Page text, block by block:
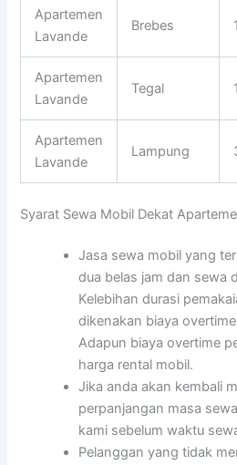
Apartemen
Lavande
Brebes
Apartemen
Lavande
Tegal
Apartemen
Lavande
Lampung
Syarat Sewa Mobil Dekat
Jasa sewa mobil yang
dua belas jam dan sewa
Kelebihan durasi
dikenakan biaya
Adapun biaya overtime
harga rental mobil.
Jika anda akan kembali
perpanjangan masa
kami sebelum waktu
Pelanggan yang tidak